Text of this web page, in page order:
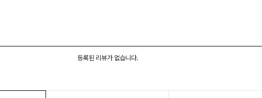
등록된 리뷰가 없습니다.